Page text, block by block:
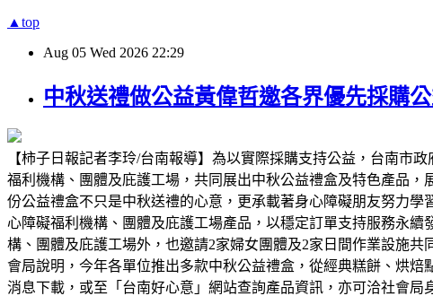
▲top
Aug 05 Wed 2026 22:29
中秋送禮做公益黃偉哲邀各界優先採購
【柿子日報記者李玲/台南報導】為以實際採購支持公益，台南市
福利機構、團體及庇護工場，共同展出中秋公益禮盒及特色產品
份公益禮盒不只是中秋送禮的心意，更承載著身心障礙朋友努力
心障礙福利機構、團體及庇護工場產品，以穩定訂單支持服務永
構、團體及庇護工場外，也邀請2家婦女團體及2家日間作業設施
會局說明，今年各單位推出多款中秋公益禮盒，從經典糕餅、烘
消息下載，或至「台南好心意」網站查詢產品資訊，亦可洽社會局